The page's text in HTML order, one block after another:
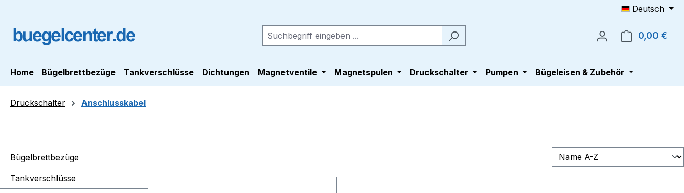
Deutsch
0,00 €
Home Bügelbrettbezüge Tankverschlüsse Dichtungen Magnetventile Magnetspulen Druckschalter Pumpen Bügeleisen & Zubehör
Druckschalter Anschlusskabel
Bügelbrettbezüge
Tankverschlüsse